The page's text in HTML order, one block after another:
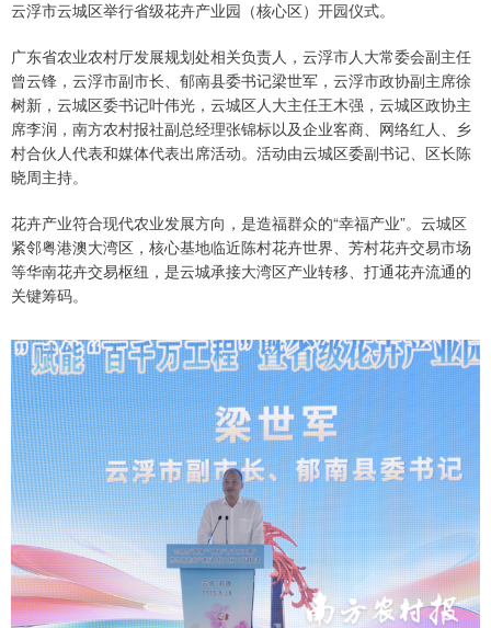
云浮市云城区举行省级花卉产业园（核心区）开园仪式。
广东省农业农村厅发展规划处相关负责人，云浮市人大常委会副主任
曾云锋，云浮市副市长、郁南县委书记梁世军，云浮市政协副主席徐
树新，云城区委书记叶伟光，云城区人大主任王木强，云城区政协主
席李润，南方农村报社副总经理张锦标以及企业客商、网络红人、乡
村合伙人代表和媒体代表出席活动。活动由云城区委副书记、区长陈
晓周主持。
花卉产业符合现代农业发展方向，是造福群众的“幸福产业”。云城区
紧邻粤港澳大湾区，核心基地临近陈村花卉世界、芳村花卉交易市场
等华南花卉交易枢纽，是云城承接大湾区产业转移、打通花卉流通的
关键筹码。